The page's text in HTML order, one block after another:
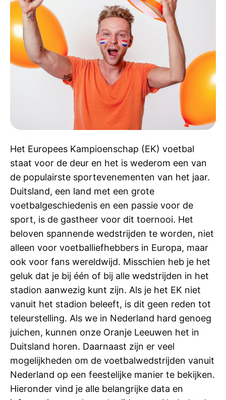
Het Europees Kampioenschap (EK) voetbal
staat voor de deur en het is wederom een van
de populairste sportevenementen van het jaar.
Duitsland, een land met een grote
voetbalgeschiedenis en een passie voor de
sport, is de gastheer voor dit toernooi. Het
beloven spannende wedstrijden te worden, niet
alleen voor voetballiefhebbers in Europa, maar
ook voor fans wereldwijd. Misschien heb je het
geluk dat je bij één of bij alle wedstrijden in het
stadion aanwezig kunt zijn. Als je het EK niet
vanuit het stadion beleeft, is dit geen reden tot
teleurstelling. Als we in Nederland hard genoeg
juichen, kunnen onze Oranje Leeuwen het in
Duitsland horen. Daarnaast zijn er veel
mogelijkheden om de voetbalwedstrijden vanuit
Nederland op een feestelijke manier te bekijken.
Hieronder vind je alle belangrijke data en